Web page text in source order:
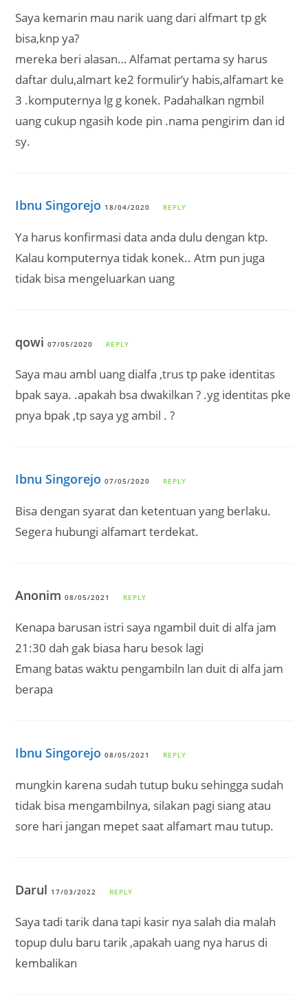
Saya kemarin mau narik uang dari alfmart tp gk
bisa,knp ya?
mereka beri alasan… Alfamat pertama sy harus
daftar dulu,almart ke2 formulir’y habis,alfamart ke
3 .komputernya lg g konek. Padahalkan ngmbil
uang cukup ngasih kode pin .nama pengirim dan id
sy.
Ibnu Singorejo 18/04/2020 REPLY
Ya harus konfirmasi data anda dulu dengan ktp.
Kalau komputernya tidak konek.. Atm pun juga
tidak bisa mengeluarkan uang
qowi07/05/2020 REPLY
Saya mau ambl uang dialfa ,trus tp pake identitas
bpak saya. .apakah bsa dwakilkan ? .yg identitas pke
pnya bpak ,tp saya yg ambil . ?
Ibnu Singorejo 07/05/2020 REPLY
Bisa dengan syarat dan ketentuan yang berlaku.
Segera hubungi alfamart terdekat.
Anonim08/05/2021 REPLY
Kenapa barusan istri saya ngambil duit di alfa jam
21:30 dah gak biasa haru besok lagi
Emang batas waktu pengambiln lan duit di alfa jam
berapa
Ibnu Singorejo 08/05/2021 REPLY
mungkin karena sudah tutup buku sehingga sudah
tidak bisa mengambilnya, silakan pagi siang atau
sore hari jangan mepet saat alfamart mau tutup.
Darul 17/03/2022 REPLY
Saya tadi tarik dana tapi kasir nya salah dia malah
topup dulu baru tarik ,apakah uang nya harus di
kembalikan